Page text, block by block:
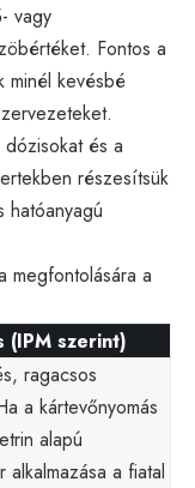
vagy
Fontos a
minél kevésbé
és a
részesítsük
hatóanyagú
megfontolására a
(IPM szerint)
ragacsos
a kártevőnyomás
alapú
alkalmazása a fiatal